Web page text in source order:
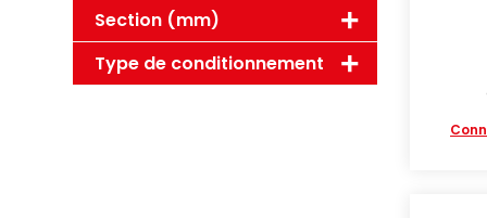
Section (mm)
Type de conditionnement